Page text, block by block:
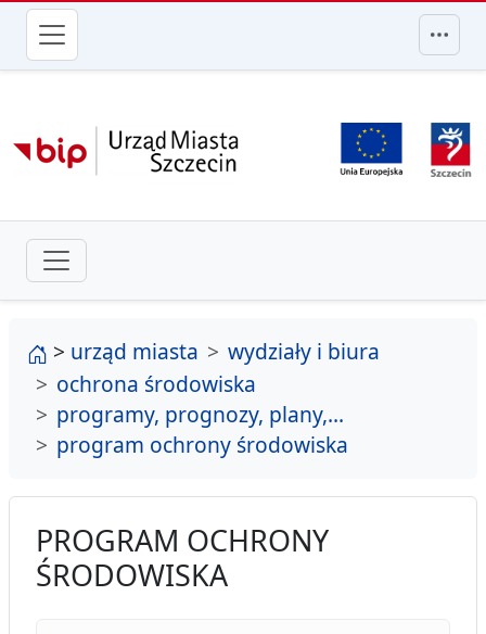
przejdź do głównego menu
strona główna
> urząd miasta
wydziały i biura
ochrona środowiska
programy, prognozy, plany,...
program ochrony środowiska
PROGRAM OCHRONY
ŚRODOWISKA